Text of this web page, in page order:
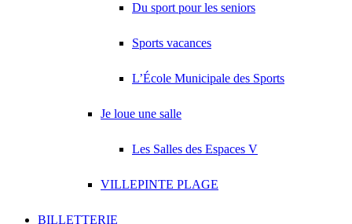
Du sport pour les seniors
Sports vacances
L’École Municipale des Sports
Je loue une salle
Les Salles des Espaces V
VILLEPINTE PLAGE
BILLETTERIE